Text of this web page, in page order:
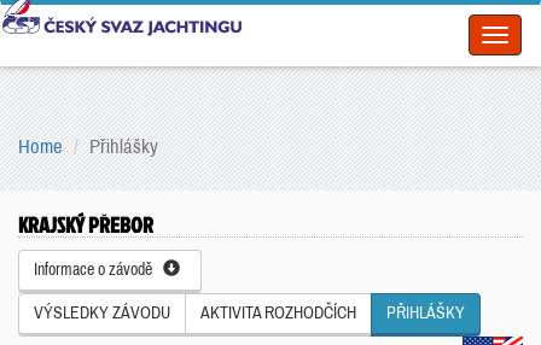
Home Přihlášky
KRAJSKÝ PŘEBOR
Informace o závodě
VÝSLEDKY ZÁVODU AKTIVITA ROZHODČÍCH PŘIHLÁŠKY